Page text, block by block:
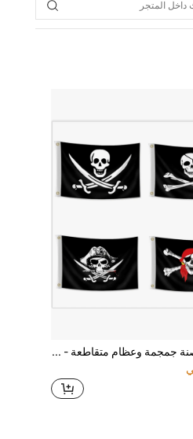
علم القراصنة جمجمة وعظام متقاطعة - راية جولي روجر من البوليستر المتين مع حلقات نحاسية للديكور الداخلي والخارجي، مقاس 3 * 5 قدم